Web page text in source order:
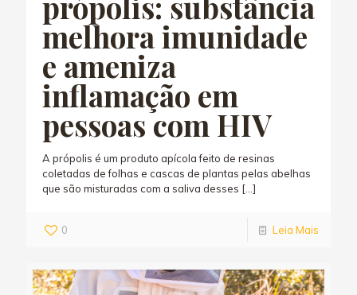
melhora imunidade
e ameniza
inflamação em
pessoas com HIV
A própolis é um produto apícola feito de resinas
coletadas de folhas e cascas de plantas pelas abelhas
que são misturadas com a saliva desses […]
0 Leia Mais